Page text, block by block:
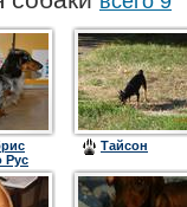
Рус
Тайсон